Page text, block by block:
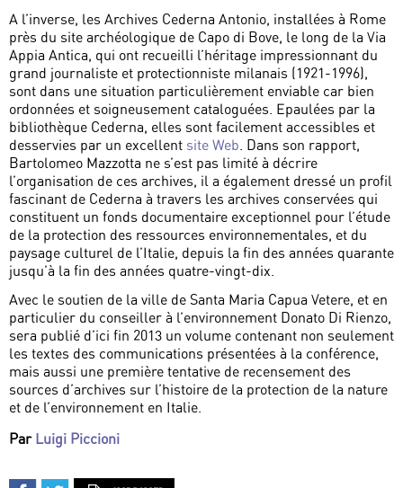
A l’inverse, les Archives Cederna Antonio, installées à Rome
près du site archéologique de Capo di Bove, le long de la Via
Appia Antica, qui ont recueilli l’héritage impressionnant du
grand journaliste et protectionniste milanais (1921-1996),
sont dans une situation particulièrement enviable car bien
ordonnées et soigneusement cataloguées. Epaulées par la
bibliothèque Cederna, elles sont facilement accessibles et
desservies par un excellent site Web . Dans son rapport,
Bartolomeo Mazzotta ne s’est pas limité à décrire
l’organisation de ces archives, il a également dressé un profil
fascinant de Cederna à travers les archives conservées qui
constituent un fonds documentaire exceptionnel pour l’étude
de la protection des ressources environnementales, et du
paysage culturel de l’Italie, depuis la fin des années quarante
jusqu’à la fin des années quatre-vingt-dix.
Avec le soutien de la ville de Santa Maria Capua Vetere, et en
particulier du conseiller à l’environnement Donato Di Rienzo,
sera publié d’ici fin 2013 un volume contenant non seulement
les textes des communications présentées à la conférence,
mais aussi une première tentative de recensement des
sources d’archives sur l’histoire de la protection de la nature
et de l’environnement en Italie.
Par Luigi Piccioni